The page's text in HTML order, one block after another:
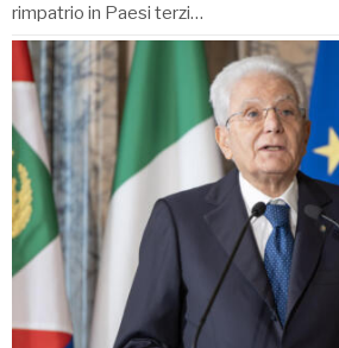
rimpatrio in Paesi terzi…